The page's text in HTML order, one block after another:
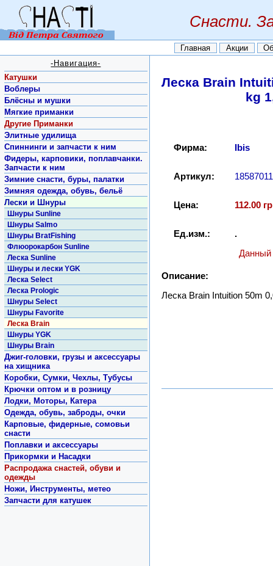
Снасти.
Главная Акции
Леска Brain
kg
Фирма: Ibis
Артикул: 18587011
Цена: 112.00
Ед.изм.:
.
Данный
Описание:
Леска Brain Intuition 50m
-Навигация-
Катушки
Воблеры
Блёсны и мушки
Мягкие приманки
Другие Приманки
Элитные удилища
Спиннинги и запчасти к ним
Фидеры, карповики, поплавчанки.
Запчасти к ним
Зимние снасти, буры, палатки
Зимняя одежда, обувь, бельё
Лески и Шнуры
Шнуры Sunline
Шнуры Salmo
Шнуры BratFishing
Флюорокарбон Sunline
Леска Sunline
Шнуры и лески YGK
Леска Select
Леска Prologic
Шнуры Select
Шнуры Favorite
Леска Brain
Шнуры YGK
Шнуры Brain
Джиг-головки, грузы и аксессуары
на хищника
Коробки, Сумки, Чехлы, Тубусы
Крючки оптом и в розницу
Лодки, Моторы, Катера
Одежда, обувь, заброды, очки
Карповые, фидерные, сомовьи
снасти
Поплавки и аксессуары
Прикормки и Насадки
Распродажа снастей, обуви и
одежды
Ножи, Инструменты, метео
Запчасти для катушек